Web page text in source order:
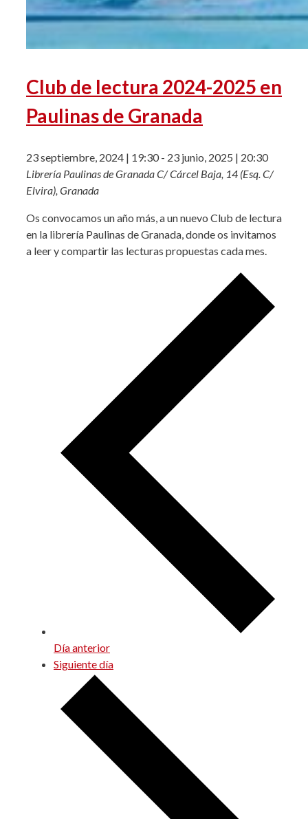
Club de lectura 2024-2025 en
Paulinas de Granada
23 septiembre, 2024 | 19:30- 23 junio, 2025 | 20:30
Librería Paulinas de GranadaC/ Cárcel Baja, 14 (Esq. C/
Elvira), Granada
Os convocamos un año más, a un nuevo Club de lectura
en la librería Paulinas de Granada, donde os invitamos
a leer y compartir las lecturas propuestas cada mes.
Día anterior
Siguiente día